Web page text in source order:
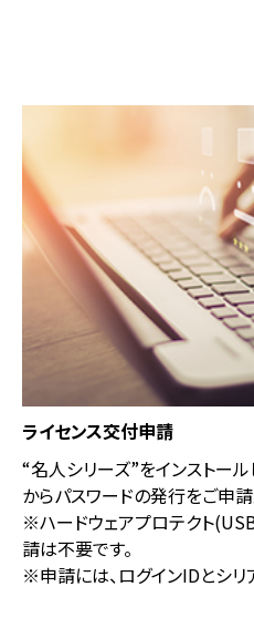
ライセンス交付申請
“名人シリーズ”をインストー
からパスワードの発⾏をご申請
※ハードウェアプロテクト
請は不要です。
※申請には、ログインIDとシリ